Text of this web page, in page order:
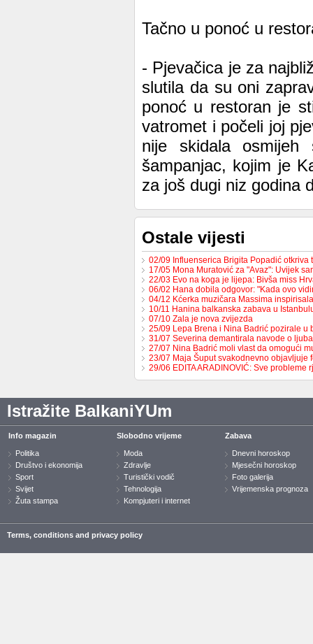
Tačno u ponoć u
- Pjevačica je za
slutila da su oni
ponoć u restoran je
vatromet i počeli joj
nije skidala
šampanjac, kojim je
za još dugi niz godina
Ostale vijesti
02/09 Influenserica Brigita Popadić
17/05 Mona Muratović za "Avaz": Uvijek
22/03 Evo na koga je lijepa: Bivša miss
06/02 Hana dobila odgovor: "Kada ovo
04/12 Kćerka muzičara Massima
10/11 Hanina balkanska zabava u
07/10 Zala je nova zvijezda
25/09 Lepa Brena i Nina Badrić pozirale u
31/07 Severina demantirala navode o
27/07 Nina Badrić moli vlast da omogući
23/07 Maja Šuput svakodnevno objavljuje
29/06 EDITA ARADINOVIĆ: Sve
Istražite BalkaniYUm
Info magazin
Politika
Društvo i ekonomija
Sport
Svijet
Žuta stampa
Slobodno vrijeme
Moda
Zdravlje
Turistički vodič
Tehnologija
Kompjuteri i internet
Zabava
Dnevni horoskop
Mjesečni horoskop
Foto galerija
Vrijemenska prognoza
Terms, conditions and privacy policy